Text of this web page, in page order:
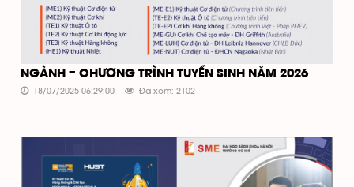
NGÀNH – CHƯƠNG TRÌNH TUYỂN SINH NĂM 2026
18/07/2025 06:29:00 Đã xem: 2102